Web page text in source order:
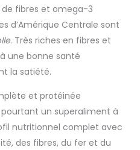
de fibres et omega-3
d’Amérique Centrale sont
. Très riches en fibres et
une bonne santé
la satiété.
et protéinée
un superaliment à
nutritionnel complet avec
des fibres, du fer et du